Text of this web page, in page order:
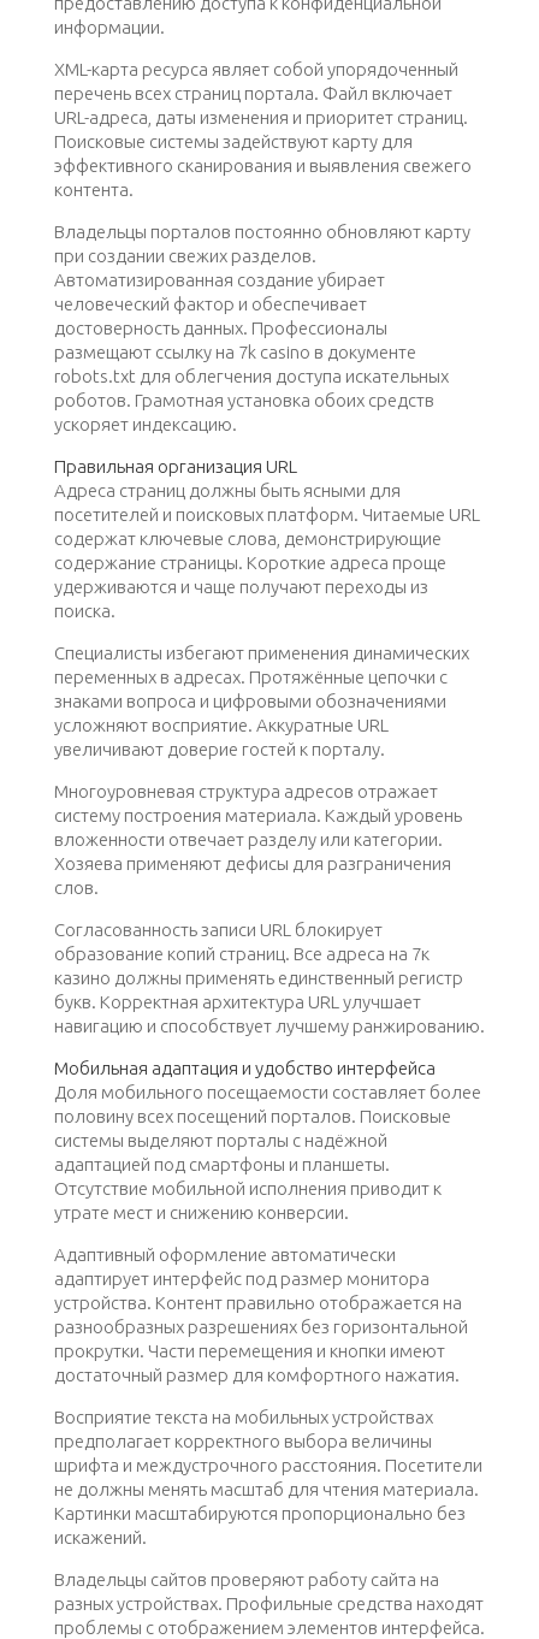
информации.
XML-карта ресурса являет собой упорядоченный
перечень всех страниц портала. Файл включает
URL-адреса, даты изменения и приоритет страниц.
Поисковые системы задействуют карту для
эффективного сканирования и выявления свежего
контента.
Владельцы порталов постоянно обновляют карту
при создании свежих разделов.
Автоматизированная создание убирает
человеческий фактор и обеспечивает
достоверность данных. Профессионалы
размещают ссылку на 7k casino в документе
robots.txt для облегчения доступа искательных
роботов. Грамотная установка обоих средств
ускоряет индексацию.
Правильная организация URL
Адреса страниц должны быть ясными для
посетителей и поисковых платформ. Читаемые URL
содержат ключевые слова, демонстрирующие
содержание страницы. Короткие адреса проще
удерживаются и чаще получают переходы из
поиска.
Специалисты избегают применения динамических
переменных в адресах. Протяжённые цепочки с
знаками вопроса и цифровыми обозначениями
усложняют восприятие. Аккуратные URL
увеличивают доверие гостей к порталу.
Многоуровневая структура адресов отражает
систему построения материала. Каждый уровень
вложенности отвечает разделу или категории.
Хозяева применяют дефисы для разграничения
слов.
Согласованность записи URL блокирует
образование копий страниц. Все адреса на 7к
казино должны применять единственный регистр
букв. Корректная архитектура URL улучшает
навигацию и способствует лучшему ранжированию.
Мобильная адаптация и удобство интерфейса
Доля мобильного посещаемости составляет более
половину всех посещений порталов. Поисковые
системы выделяют порталы с надёжной
адаптацией под смартфоны и планшеты.
Отсутствие мобильной исполнения приводит к
утрате мест и снижению конверсии.
Адаптивный оформление автоматически
адаптирует интерфейс под размер монитора
устройства. Контент правильно отображается на
разнообразных разрешениях без горизонтальной
прокрутки. Части перемещения и кнопки имеют
достаточный размер для комфортного нажатия.
Восприятие текста на мобильных устройствах
предполагает корректного выбора величины
шрифта и междустрочного расстояния. Посетители
не должны менять масштаб для чтения материала.
Картинки масштабируются пропорционально без
искажений.
Владельцы сайтов проверяют работу сайта на
разных устройствах. Профильные средства находят
проблемы с отображением элементов интерфейса.